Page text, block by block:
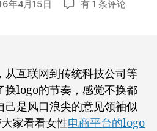
年4月15日
从
平
台
蘑
菇
街
有 1 条评论
从互联网到传统科技公司等
换logo的节奏，感觉不换都
己是风口浪尖的意见领袖似
家看看女性电商平台的logo